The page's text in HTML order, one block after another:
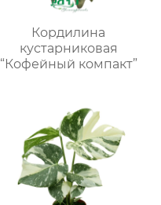
Кордилина
кустарниковая
“Кофейный компакт”